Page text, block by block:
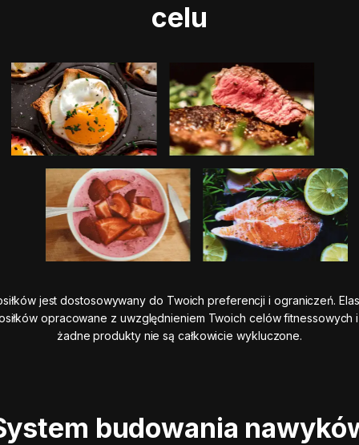
celu
jest dostosowywany do Twoich preferencji i ograniczeń.
opracowane z uwzględnieniem Twoich celów fitnessowych
żadne produkty nie są całkowicie wykluczone.
budowania